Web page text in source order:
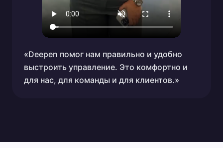
«Deepen помог нам правильно и удобно
выстроить управление. Это комфортно и
для нас, для команды и для клиентов.»